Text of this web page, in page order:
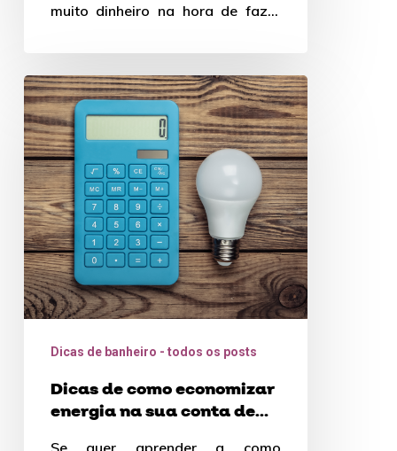
muito dinheiro na hora de fazer
Dicas
de
como
economizar
energia
na
sua
conta
de
Dicas de banheiro - todos os posts
Dicas de como economizar
energia na sua conta de